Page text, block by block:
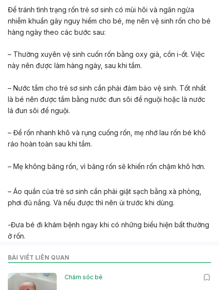
Để tránh tình trạng rốn trẻ sơ sinh có mùi hôi và ngăn ngừa
nhiễm khuẩn gây nguy hiểm cho bé, mẹ nên vệ sinh rốn cho bé
hàng ngày theo các bước sau:
– Thường xuyên vệ sinh cuốn rốn bằng oxy già, cồn i-ốt. Việc
này nên được làm hàng ngày, sau khi tắm.
– Nước tắm cho trẻ sơ sinh cần phải đảm bảo vệ sinh. Tốt nhất
là bé nên được tắm bằng nước đun sôi để nguội hoặc là nước
lá đun sôi để nguội.
– Để rốn nhanh khô và rụng cuống rốn, mẹ nhớ lau rốn bé khô
ráo hoàn toàn sau khi tắm.
– Mẹ không băng rốn, vì băng rốn sẽ khiến rốn chậm khô hơn.
– Áo quần của trẻ sơ sinh cần phải giặt sạch bằng xà phòng,
phơi đủ nắng. Và nếu được thì nên ủi trước khi dùng.
-Đưa bé đi khám bệnh ngay khi có những biểu hiện bất thường
ở rốn.
BÀI VIẾT LIÊN QUAN
Chăm sóc bé